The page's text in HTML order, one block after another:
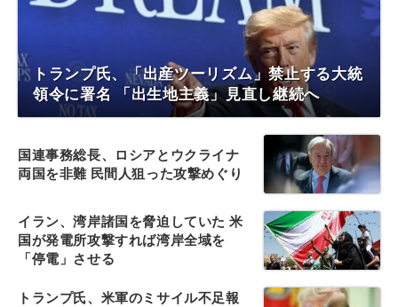
トランプ氏、「出産ツーリズム」禁止する大統
領令に署名 「出生地主義」見直し継続へ
国連事務総長、ロシアとウクライナ
両国を非難 民間人狙った攻撃めぐり
イラン、湾岸諸国を脅迫していた 米
国が発電所攻撃すれば湾岸全域を
「停電」させる
トランプ氏、米軍のミサイル不足報